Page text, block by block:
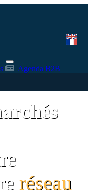
Agenda B2B
réseau